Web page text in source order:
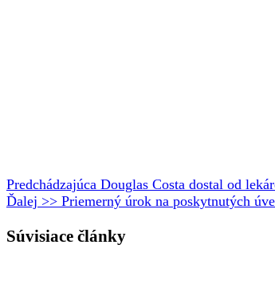
Predchádzajúca Douglas Costa dostal od
Ďalej >> Priemerný úrok na poskytnutých
Súvisiace články